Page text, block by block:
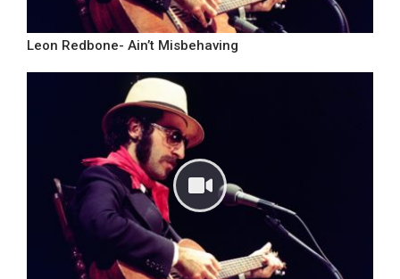
Leon Redbone- Ain’t Misbehaving